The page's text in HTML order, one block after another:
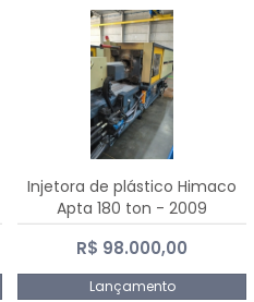
Injetora de plástico Himaco
Apta 180 ton - 2009
R$ 98.000,00
Lançamento